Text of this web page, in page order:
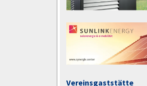
Vereinsgaststätte